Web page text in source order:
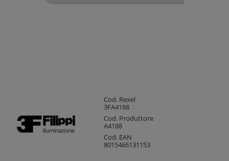
Cod. Rexel
3FA4188
Cod. Produttore
A4188
Cod. EAN
8015466131153